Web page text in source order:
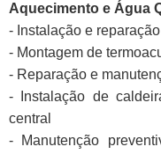
Aquecimento e Água
- Instalação e
- Montagem de
- Reparação e
- Instalação de
central
- Manutenção